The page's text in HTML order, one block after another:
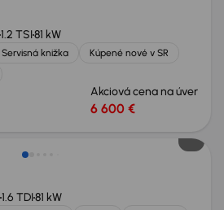
1.2 TSI81 kW
Servisná knižka
Kúpené nové v SR
Akciová cena na úver
6 600 €
1.6 TDI81 kW